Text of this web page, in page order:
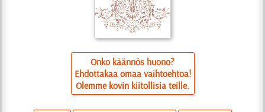
Onko käännös huono?
Ehdottakaa omaa vaihtoehtoa!
Olemme kovin kiitollisia teille.